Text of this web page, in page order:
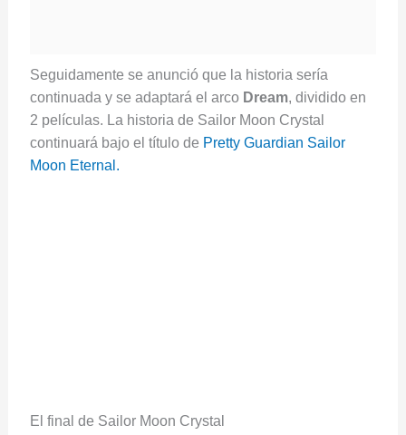
Seguidamente se anunció que la historia sería
continuada y se adaptará el arco Dream, dividido en
2 películas. La historia de Sailor Moon Crystal
continuará bajo el título de Pretty Guardian Sailor
Moon Eternal.
El final de Sailor Moon Crystal